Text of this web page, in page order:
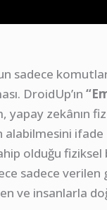
sadece
DroidUp’ın
yapay zekânın
alabilmesini
olduğu
sadece
ve insanlarla